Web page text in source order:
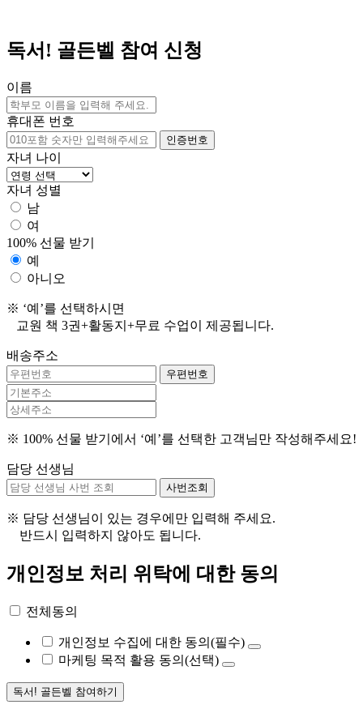
독서! 골든벨 참여 신청
이름
휴대폰 번호
인증번호
자녀 나이
자녀 성별
남
여
100% 선물 받기
예
아니오
※ ‘예’를 선택하시면
교원 책 3권+활동지+무료 수업이 제공됩니다.
배송주소
우편번호
※ 100% 선물 받기에서 ‘예’를 선택한 고객님만 작성해주세요!
담당 선생님
사번조회
※ 담당 선생님이 있는 경우에만 입력해 주세요.
반드시 입력하지 않아도 됩니다.
개인정보 처리 위탁에 대한 동의
전체동의
개인정보 수집에 대한 동의 (필수)
마케팅 목적 활용 동의(선택)
독서! 골든벨 참여하기